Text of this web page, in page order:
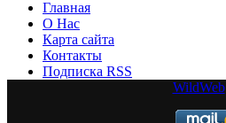
Главная
О Нас
Карта сайта
Контакты
Подписка RSS
WildWeb